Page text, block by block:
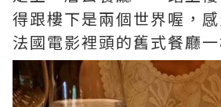
得跟樓下是兩個世界喔­，
法國電影裡頭的舊式餐廳一